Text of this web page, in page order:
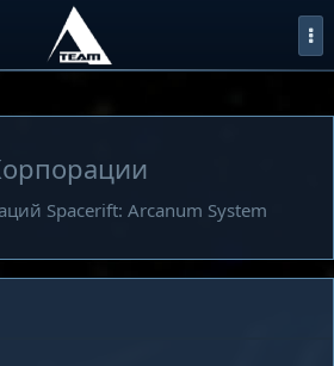
Spacerift: Arcanum System